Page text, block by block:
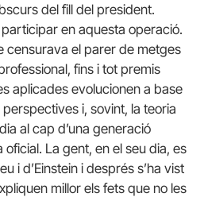
del fill del president.
en aquesta operació.
censurava el parer de metges
fins i tot premis
aplicades evolucionen a base
i, sovint, la teoria
al cap d’una generació
La gent, en el seu dia, es
i d’Einstein i després s’ha vist
millor els fets que no les